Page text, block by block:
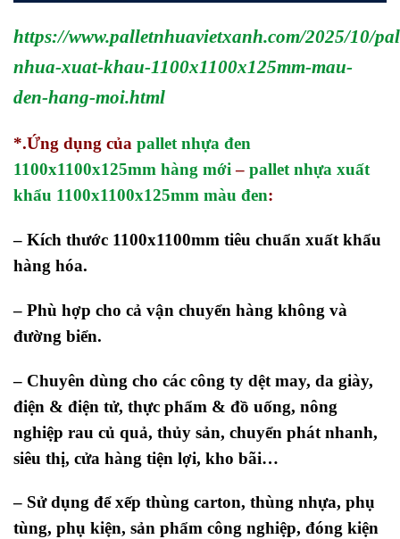
https://www.palletnhuavietxanh.com/2025/10/
nhua-xuat-khau-1100x1100x125mm-mau-
den-hang-moi.html
*.Ứng dụng của pallet nhựa đen
1100x1100x125mm hàng mới– pallet nhựa xuất
khẩu 1100x1100x125mm màu đen:
– Kích thước 1100x1100mm tiêu chuẩn xuất khẩu
hàng hóa.
– Phù hợp cho cả vận chuyển hàng không và
đường biển.
– Chuyên dùng cho các công ty dệt may, da giày,
điện & điện tử, thực phẩm & đồ uống, nông
nghiệp rau củ quả, thủy sản, chuyển phát nhanh,
siêu thị, cửa hàng tiện lợi, kho bãi…
– Sử dụng để xếp thùng carton, thùng nhựa, phụ
tùng, phụ kiện, sản phẩm công nghiệp, đóng kiện